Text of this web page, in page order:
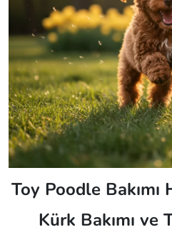
Toy Poodle Bakımı
Kürk Bakımı ve